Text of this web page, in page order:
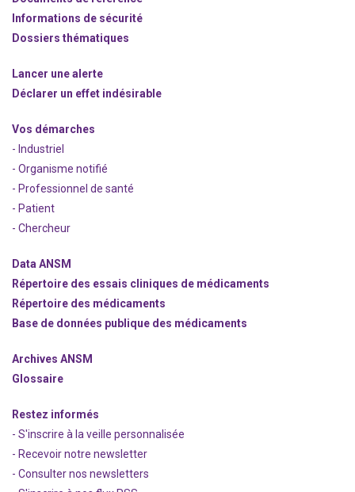
Informations de sécurité
Dossiers thématiques
Lancer une alerte
Déclarer un effet indésirable
Vos démarches
- Industriel
- Organisme notifié
- Professionnel de santé
- Patient
- Chercheur
Data ANSM
Répertoire des essais cliniques de médicaments
Répertoire des médicaments
Base de données publique des médicaments
Archives ANSM
Glossaire
Restez informés
- S'inscrire à la veille personnalisée
- Recevoir notre newsletter
- Consulter nos newsletters